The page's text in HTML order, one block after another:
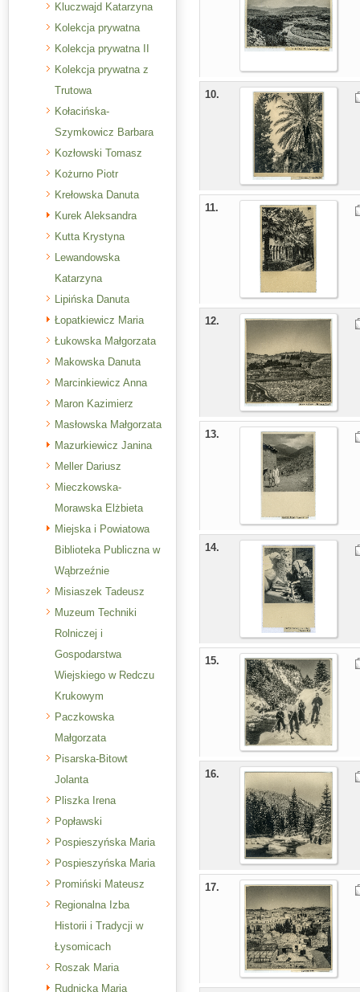
Kluczwajd Katarzyna
Kolekcja prywatna
Kolekcja prywatna II
Kolekcja prywatna z
Trutowa
Kołacińska-
Szymkowicz Barbara
Kozłowski Tomasz
Kożurno Piotr
Krełowska Danuta
Kurek Aleksandra
Kutta Krystyna
Lewandowska
Katarzyna
Lipińska Danuta
Łopatkiewicz Maria
Łukowska Małgorzata
Makowska Danuta
Marcinkiewicz Anna
Maron Kazimierz
Masłowska Małgorzata
Mazurkiewicz Janina
Meller Dariusz
Mieczkowska-
Morawska Elżbieta
Miejska i Powiatowa
Biblioteka Publiczna w
Wąbrzeźnie
Misiaszek Tadeusz
Muzeum Techniki
Rolniczej i
Gospodarstwa
Wiejskiego w Redczu
Krukowym
Paczkowska
Małgorzata
Pisarska-Bitowt
Jolanta
Pliszka Irena
Popławski
Pospieszyńska Maria
Pospieszyńska Maria
Promiński Mateusz
Regionalna Izba
Historii i Tradycji w
Łysomicach
Roszak Maria
Rudnicka Maria
10.
11.
12.
13.
14.
15.
16.
17.